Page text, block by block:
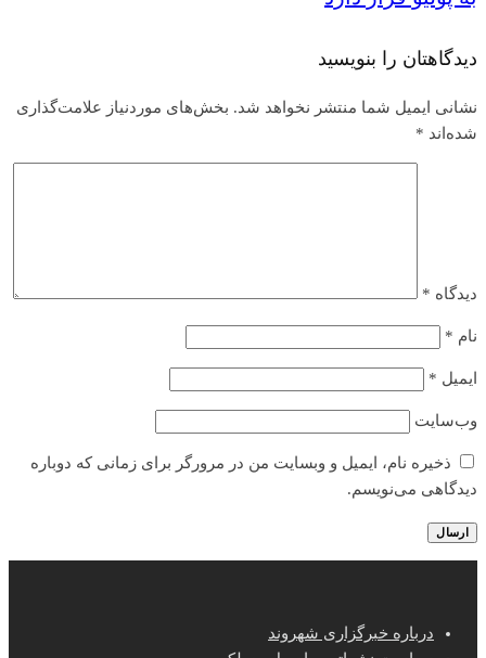
دیدگاهتان را بنویسید
نشانی ایمیل شما منتشر نخواهد شد. بخش‌های موردنیاز علامت‌گذاری
شده‌اند *
دیدگاه *
نام *
ایمیل *
وب‌سایت
ذخیره نام، ایمیل و وبسایت من در مرورگر برای زمانی که دوباره
دیدگاهی می‌نویسم.
درباره خبرگزاری شهروند